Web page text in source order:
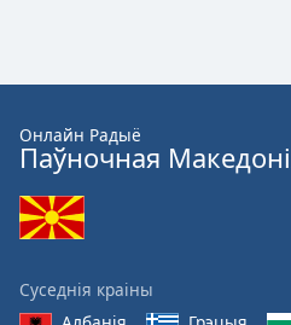
Caption
Area
Background
Color
Opacity
Онлайн Радыё
Паўночная
Суседнія краіны